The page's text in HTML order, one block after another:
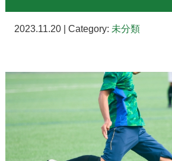
2023.11.20 | Category: 未分類